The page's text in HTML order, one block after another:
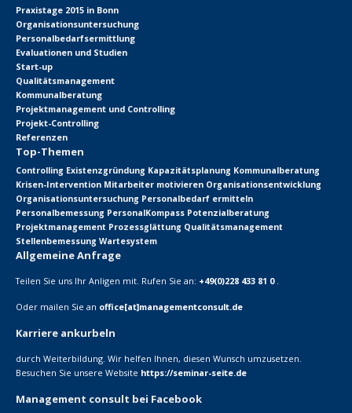
Praxistage 2015 in Bonn
Organisationsuntersuchung
Personalbedarfsermittlung
Evaluationen und Studien
Start-up
Qualitätsmanagement
Kommunalberatung
Projektmanagement und Controlling
Projekt-Controlling
Referenzen
Top-Themen
Controlling Existenzgründung Kapazitätsplanung Kommunalberatung
Krisen-Intervention Mitarbeiter motivieren Organisationsentwicklung
Organisationsuntersuchung Personalbedarf ermitteln
Personalbemessung PersonalKompass Potenzialberatung
Projektmanagement Prozessglättung Qualitätsmanagement
Stellenbemessung Wartesystem
Allgemeine Anfrage
Teilen Sie uns Ihr Anligen mit. Rufen Sie an: +49(0)228 433 81 0 .
Oder mailen Sie an office[at]managementconsult.de
Karriere ankurbeln
durch Weiterbildung. Wir helfen Ihnen, diesen Wunsch umzusetzen.
Besuchen Sie unsere Website https://seminar-seite.de
Management consult bei Facebook